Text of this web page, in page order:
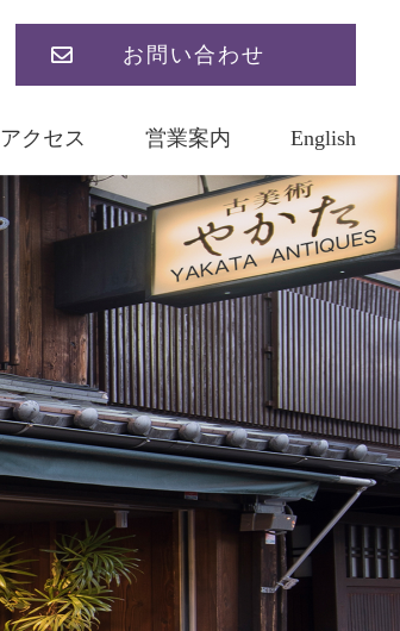
お問い合わせ
アクセス 営業案内 English